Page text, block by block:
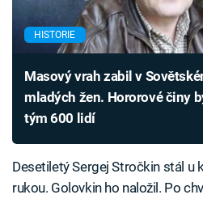
HISTORIE
Masový vrah zabil v
mladých žen. Hororové činy
tým 600 lidí
Desetiletý Sergej Stročkin stál u
rukou. Golovkin ho naložil. Po